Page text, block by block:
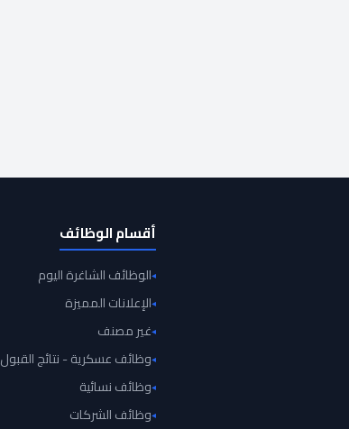
أقسام الوظائف
الوظائف الشاغرة اليوم
الإعلانات المميزة
غير مصنف
وظائف عسكرية - نتائج القبول
وظائف نسائية
وظائف الشركات